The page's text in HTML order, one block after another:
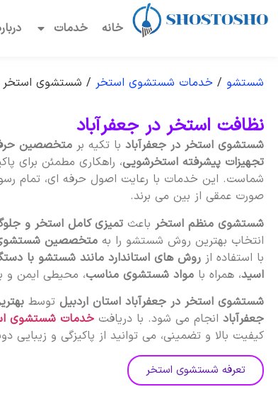
خانه خدمات
شستشو / خدمات شستشوی استخر / شستشوی استخر
نظافت استخر در جعفرآباد
شستشوی استخر در جعفرآباد با تکیه بر متخصصین
تجهیزات پیشرفته استخرشویی، راهکاری مطمئن برای
شماست. این خدمات با رعایت اصول حرفه ای، تمام
صورت عمقی از بین می برند.
شستشوی منظم استخر باعث تمیزی کامل استخر و
انتخاب بهترین روش شستشو را به متخصصین
با استفاده از روش های استاندارد مانند شستشو با
اسید، همراه با مواد شستشوی مناسب، محیطی ایمن و
شستشوی استخر در جعفرآباد استان اردبیل توسط
جعفرآباد انجام می شود. با دریافت خدمات شستشوی
کیفیت بالا و تضمینی، می توانید از پاکیزگی و زیبایی
تعرفه شستشوی استخر